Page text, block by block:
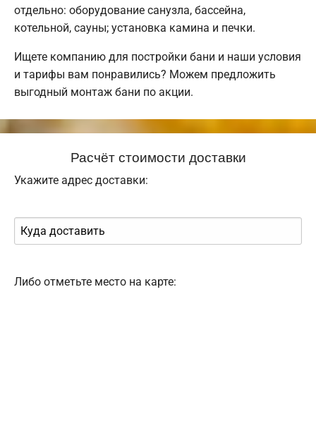
отдельно: оборудование санузла, бассейна,
котельной, сауны; установка камина и печки.
Ищете компанию для постройки бани и наши условия
и тарифы вам понравились? Можем предложить
выгодный монтаж бани по акции.
Расчёт стоимости доставки
Укажите адрес доставки:
Либо отметьте место на карте: